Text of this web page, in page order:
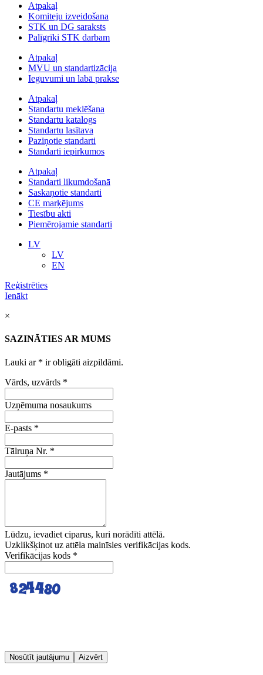
Atpakaļ
Komiteju izveidošana
STK un DG saraksts
Palīgrīki STK darbam
Atpakaļ
MVU un standartizācija
Ieguvumi un labā prakse
Atpakaļ
Standartu meklēšana
Standartu katalogs
Standartu lasītava
Paziņotie standarti
Standarti iepirkumos
Atpakaļ
Standarti likumdošanā
Saskaņotie standarti
CE marķējums
Tiesību akti
Piemērojamie standarti
LV
LV
EN
Reģistrēties
Ienākt
×
SAZINĀTIES AR MUMS
Lauki ar * ir obligāti aizpildāmi.
Vārds, uzvārds *
Uzņēmuma nosaukums
E-pasts *
Tālruņa Nr. *
Jautājums *
Lūdzu, ievadiet ciparus, kuri norādīti attēlā.
Uzklikšķinot uz attēla mainīsies verifikācijas kods.
Verifikācijas kods *
Nosūtīt jautājumu Aizvērt